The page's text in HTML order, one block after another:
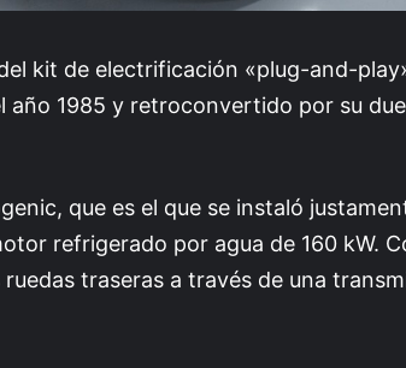
kit de electrificación «plug-and-
año 1985 y retroconvertido por su
que es el que se instaló
refrigerado por agua de 160 kW.
traseras a través de una